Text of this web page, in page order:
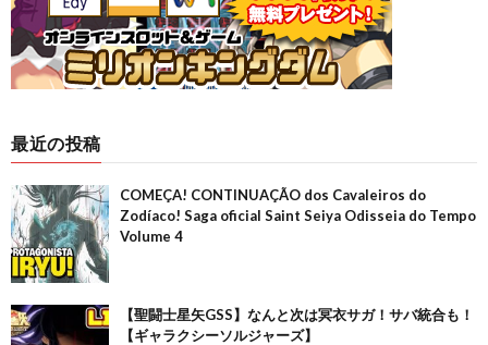
最近の投稿
COMEÇA! CONTINUAÇÃO dos Cavaleiros do
Zodíaco! Saga oficial Saint Seiya Odisseia do Tempo
Volume 4
【聖闘士星矢GSS】なんと次は冥衣サガ！サバ統合も！
【ギャラクシーソルジャーズ】